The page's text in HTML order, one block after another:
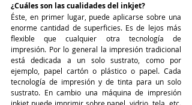
¿Cuáles son las cualidades del inkjet?
Éste, en primer lugar, puede aplicarse sobre una
enorme cantidad de superficies. Es de lejos más
flexible que cualquier otra tecnología de
impresión. Por lo general la impresión tradicional
está dedicada a un solo sustrato, como por
ejemplo, papel cartón o plástico o papel. Cada
tecnología de impresión y de tinta para un solo
sustrato. En cambio una máquina de impresión